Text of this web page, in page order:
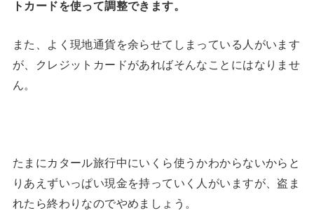
トカードを使って調整できます。
また、よく現地通貨を余らせてしまっている人がいます
が、クレジットカードがあればそんなことにはなりませ
ん。
たまにカタール旅行中にいくら使うかわからないからと
りあえずいっぱい現金を持っていく人がいますが、盗ま
れたら終わりなのでやめましょう。